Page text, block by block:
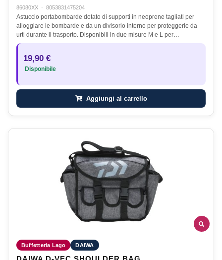
86080XX · 8053831475204
Astuccio portabombarde dotato di supporti in neoprene tagliati per
alloggiare le bombarde e da un divisorio interno per proteggerle da
urti durante il trasporto. Disponibili in due misure M e L per…
19,90 €
Disponibile
Aggiungi al carrello
Buffetteria Lago DAIWA